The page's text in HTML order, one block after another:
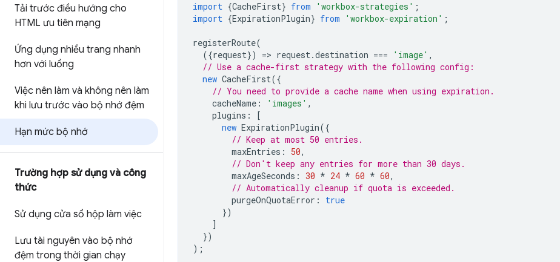
Tải trước điều hướng cho
HTML ưu tiên mạng
Ứng dụng nhiều trang nhanh
hơn với luồng
Việc nên làm và không nên làm
khi lưu trước vào bộ nhớ đệm
Hạn mức bộ nhớ
Trường hợp sử dụng và công
thức
Sử dụng cửa sổ hộp làm việc
Lưu tài nguyên vào bộ nhớ
đệm trong thời gian chạy
import {CacheFirst} from 'workbox-strategies' ;
import {ExpirationPlugin} from 'workbox-expiration' ;
registerRoute(
({request}) => request.destination === 'image' ,
// Use a cache-first strategy with the following config:
new CacheFirst({
// You need to provide a cache name when using expiration.
cacheName : 'images' ,
plugins :
[
new ExpirationPlugin({
// Keep at most 50 entries.
maxEntries : 50,
// Don't keep any entries for more than 30 days.
maxAgeSeconds : 30 * 24 * 60 * 60,
// Automatically cleanup if quota is exceeded.
purgeOnQuotaError :
true
})
]
})
);